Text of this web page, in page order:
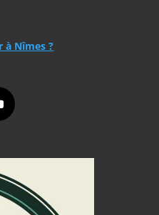
Nîmes ?